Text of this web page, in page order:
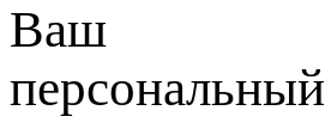
Ваш
персональный